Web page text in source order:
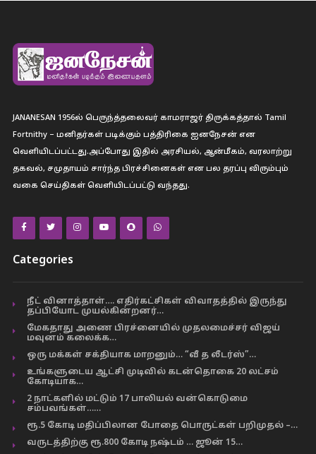
JANANESAN 1956ல் பெருந்த்தலைவர் காமராஜர் திருக்கத்தால் Tamil
Fortnithy – மனிதர்கள் படிக்கும் பத்திரிகை ஐனநேசன் என
வெளியிடப்பட்டது.அப்போது இதில் அரசியல், ஆன்மீகம், வரலாற்று
தகவல், சமுதாயம் சார்ந்த பிரச்சினைகள் என பல தரப்பு விரும்பும்
வகை செய்திகள் வெளியிடப்பட்டு வந்தது.
Categories
நீட் வினாத்தாள்…. எதிர்கட்சிகள் விவாதத்தில் இருந்து
தப்பியோட முயல்கின்றனர்…
மேகதாது அணை பிரச்னையில் முதலமைச்சர் விஜய்
மவுனம் கலைக்க…
ஒரு மக்கள் சக்தியாக மாறனும்… “வீ த லீடர்ஸ்”…
உங்களுடைய ஆட்சி முடிவில் கடன்தொகை 20 லட்சம்
கோடியாக…
2 நாட்களில் மட்டும் 17 பாலியல் வன்கொடுமை
சம்பவங்கள்……
ரூ.5 கோடி மதிப்பிலான போதை பொருட்கள் பறிமுதல் –…
வருடத்திற்கு ரூ.800 கோடி நஷ்டம் … ஜூன் 15…